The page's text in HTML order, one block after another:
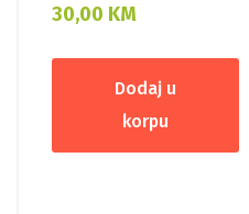
30,00 KM
Dodaj u
korpu